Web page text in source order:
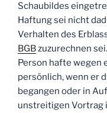
Schaubildes
Haftung sei nicht
Verhalten des
BGBzuzurechnen
Person hafte wegen
persönlich, wenn er
begangen oder in
unstreitigen Vortrag